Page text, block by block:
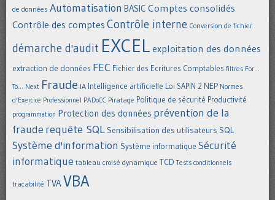
de données Automatisation BASIC Comptes consolidés
Contrôle des comptes Contrôle interne Conversion de fichier
démarche d'audit EXCEL exploitation des données
extraction de données FEC Fichier des Ecritures Comptables filtres For...
To... Next Fraude IA Intelligence artificielle Loi SAPIN 2 NEP Normes
d'Exercice Professionnel PADoCC Piratage Politique de sécurité Productivité
programmation Protection des données prévention de la
fraude requête SQL Sensibilisation des utilisateurs SQL
Système d'information Système informatique Sécurité
informatique tableau croisé dynamique TCD Tests conditionnels
traçabilité TVAVBA